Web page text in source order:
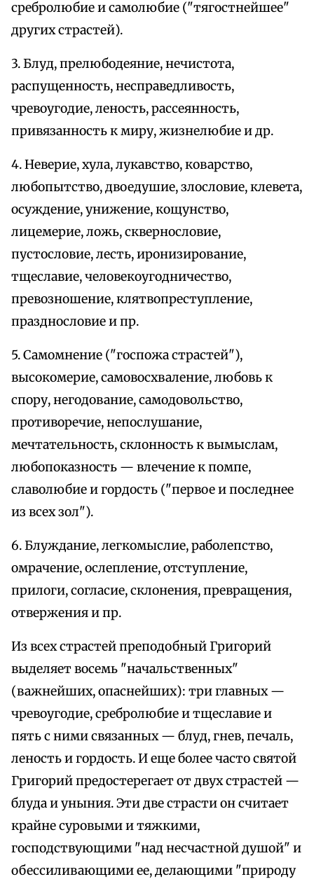
сребролюбие и самолюбие ("тягостнейшее"
других страстей).
3. Блуд, прелюбодеяние, нечистота,
распущенность, несправедливость,
чревоугодие, леность, рассеянность,
привязанность к миру, жизнелюбие и др.
4. Неверие, хула, лукавство, коварство,
любопытство, двоедушие, злословие, клевета,
осуждение, унижение, кощунство,
лицемерие, ложь, сквернословие,
пустословие, лесть, иронизирование,
тщеславие, человекоугодничество,
превозношение, клятвопреступление,
празднословие и пр.
5. Самомнение ("госпожа страстей"),
высокомерие, самовосхваление, любовь к
спору, негодование, самодовольство,
противоречие, непослушание,
мечтательность, склонность к вымыслам,
любопоказность — влечение к помпе,
славолюбие и гордость ("первое и последнее
из всех зол").
6. Блуждание, легкомыслие, раболепство,
омрачение, ослепление, отступление,
прилоги, согласие, склонения, превращения,
отвержения и пр.
Из всех страстей преподобный Григорий
выделяет восемь "начальственных"
(важнейших, опаснейших): три главных —
чревоугодие, сребролюбие и тщеславие и
пять с ними связанных — блуд, гнев, печаль,
леность и гордость. И еще более часто святой
Григорий предостерегает от двух страстей —
блуда и уныния. Эти две страсти он считает
крайне суровыми и тяжкими,
господствующими "над несчастной душой" и
обессиливающими ее, делающими "природу